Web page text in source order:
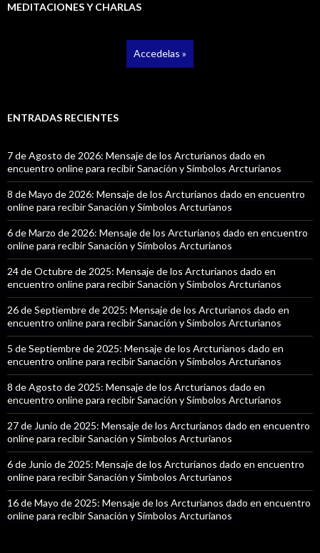
MEDITACIONES Y CHARLAS
Accedelas »
ENTRADAS RECIENTES
7 de Agosto de 2026: Mensaje de los Arcturianos dado en
encuentro online para recibir Sanación y Símbolos Arcturianos
8 de Mayo de 2026: Mensaje de los Arcturianos dado en encuentro
online para recibir Sanación y Símbolos Arcturianos
6 de Marzo de 2026: Mensaje de los Arcturianos dado en encuentro
online para recibir Sanación y Símbolos Arcturianos
24 de Octubre de 2025: Mensaje de los Arcturianos dado en
encuentro online para recibir Sanación y Símbolos Arcturianos
26 de Septiembre de 2025: Mensaje de los Arcturianos dado en
encuentro online para recibir Sanación y Símbolos Arcturianos
5 de Septiembre de 2025: Mensaje de los Arcturianos dado en
encuentro online para recibir Sanación y Símbolos Arcturianos
8 de Agosto de 2025: Mensaje de los Arcturianos dado en
encuentro online para recibir Sanación y Símbolos Arcturianos
27 de Junio de 2025: Mensaje de los Arcturianos dado en encuentro
online para recibir Sanación y Símbolos Arcturianos
6 de Junio de 2025: Mensaje de los Arcturianos dado en encuentro
online para recibir Sanación y Símbolos Arcturianos
16 de Mayo de 2025: Mensaje de los Arcturianos dado en encuentro
online para recibir Sanación y Símbolos Arcturianos